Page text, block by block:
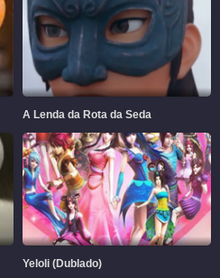
A Lenda da Rota da Seda
Yeloli (Dublado)